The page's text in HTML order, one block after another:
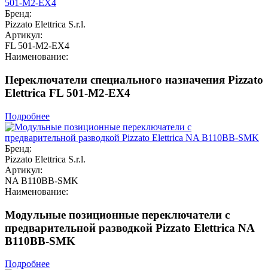
Бренд:
Pizzato Elettrica S.r.l.
Артикул:
FL 501-M2-EX4
Наименование:
Переключатели специального назначения Pizzato
Elettrica FL 501-M2-EX4
Подробнее
Бренд:
Pizzato Elettrica S.r.l.
Артикул:
NA B110BB-SMK
Наименование:
Модульные позиционные переключатели с
предварительной разводкой Pizzato Elettrica NA
B110BB-SMK
Подробнее